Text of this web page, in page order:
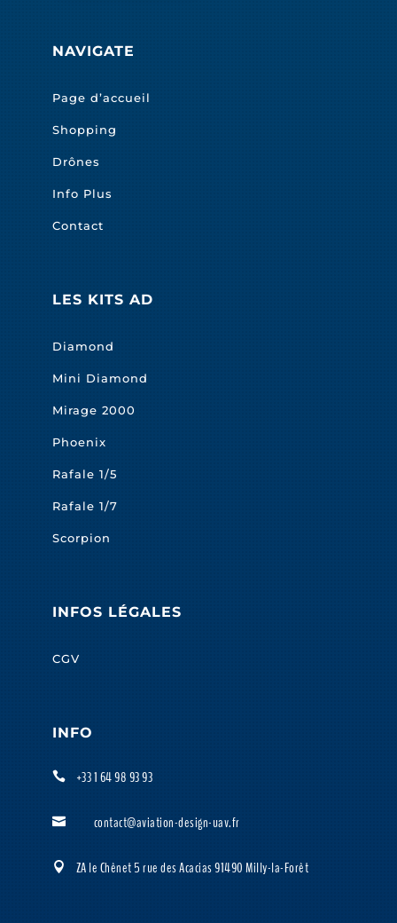
NAVIGATE
Page d’accueil
Shopping
Drônes
Info Plus
Contact
LES KITS AD
Diamond
Mini Diamond
Mirage 2000
Phoenix
Rafale 1/5
Rafale 1/7
Scorpion
INFOS LÉGALES
CGV
INFO
 +33 1 64 98 93 93
 contact@aviation-design-uav.fr
 ZA le Chênet 5 rue des Acacias 91490 Milly-la-Forêt